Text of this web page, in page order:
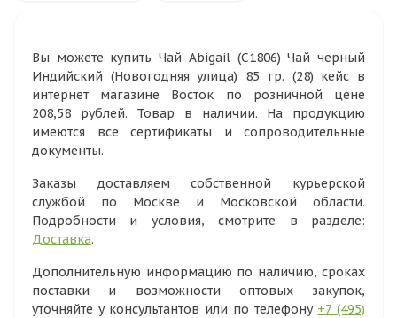
Вы можете купить Чай Abigail (C1806) Чай черный
Индийский (Новогодняя улица) 85 гр. (28) кейс в
интернет магазине Восток по розничной цене
208,58 рублей. Товар в наличии. На продукцию
имеются все сертификаты и сопроводительные
документы.
Заказы доставляем собственной курьерской
службой по Москве и Московской области.
Подробности и условия, смотрите в разделе:
Доставка.
Дополнительную информацию по наличию, сроках
поставки и возможности оптовых закупок,
уточняйте у консультантов или по телефону +7 (495)